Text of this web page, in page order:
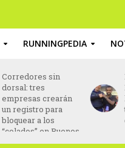
RUNNINGPEDIA
Corredores sin
dorsal: tres
empresas crearán
un registro para
bloquear a los
“colados” en Buenos
Aires